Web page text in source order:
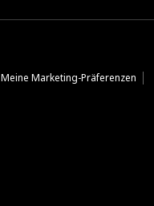
Meine Marketing-Präferenzen